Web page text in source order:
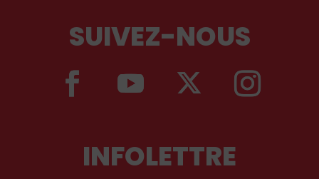
SUIVEZ-NOUS
INFOLETTRE